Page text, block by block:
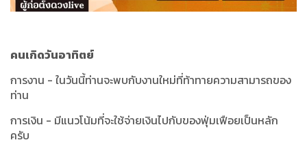
คนเกิดวันอาทิตย์
การงาน - ในวันนี้ท่านจะพบกับงานใหม่ที่ท้าทายความสามารถของ
ท่าน
การเงิน - มีแนวโน้มที่จะใช้จ่ายเงินไปกับของฟุ่มเฟือยเป็นหลัก
ครับ